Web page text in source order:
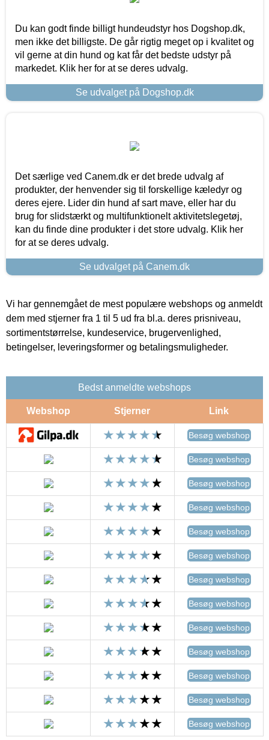
Du kan godt finde billigt hundeudstyr hos Dogshop.dk,
men ikke det billigste. De går rigtig meget op i kvalitet og
vil gerne at din hund og kat får det bedste udstyr på
markedet. Klik her for at se deres udvalg.
Se udvalget på Dogshop.dk
Det særlige ved Canem.dk er det brede udvalg af
produkter, der henvender sig til forskellige kæledyr og
deres ejere. Lider din hund af sart mave, eller har du
brug for slidstærkt og multifunktionelt aktivitetslegetøj,
kan du finde dine produkter i det store udvalg. Klik her
for at se deres udvalg.
Se udvalget på Canem.dk
Vi har gennemgået de mest populære webshops og anmeldt
dem med stjerner fra 1 til 5 ud fra bl.a. deres prisniveau,
sortimentstørrelse, kundeservice, brugervenlighed,
betingelser, leveringsformer og betalingsmuligheder.
Bedst anmeldte webshops
Webshop Stjerner Link
Besøg webshop
Besøg webshop
Besøg webshop
Besøg webshop
Besøg webshop
Besøg webshop
Besøg webshop
Besøg webshop
Besøg webshop
Besøg webshop
Besøg webshop
Besøg webshop
Besøg webshop